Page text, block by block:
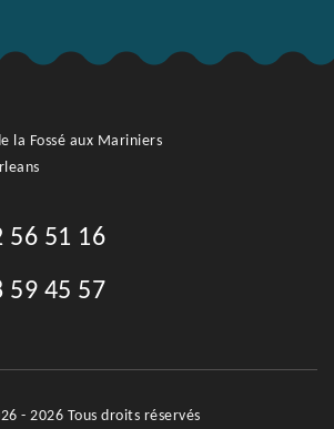
la Fossé aux Mariniers
56 51 16
59 45 57
- 2026 Tous droits réservés